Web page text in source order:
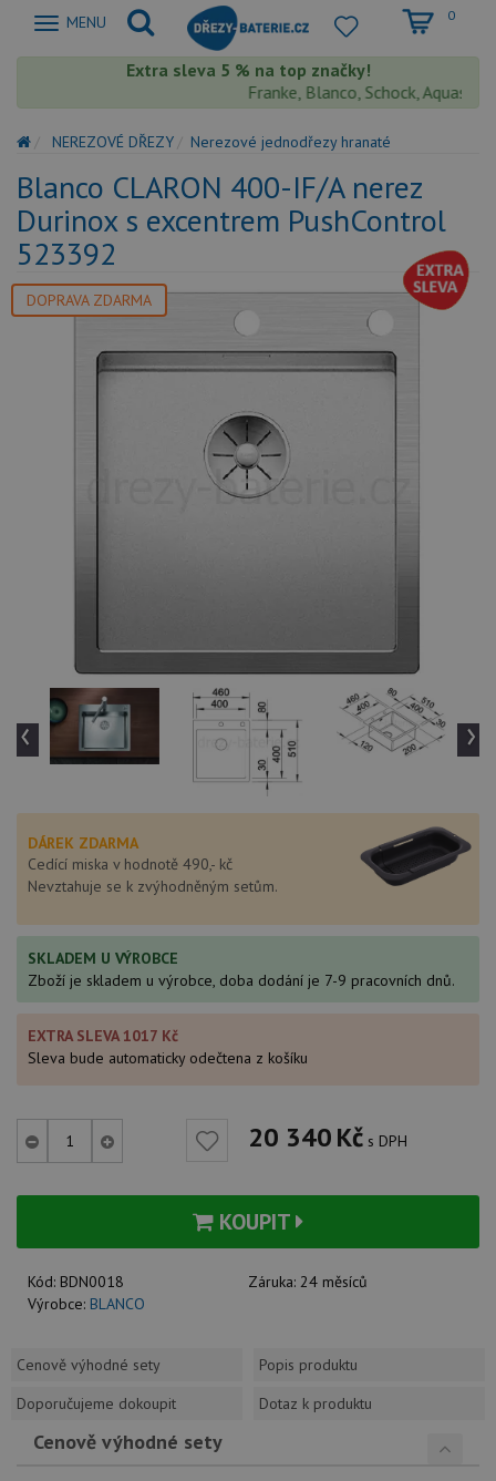
Zobrazit
MENU 0
Extra sleva 5 % na top značky!
Franke, Blanco, Schock,
NEREZOVÉ DŘEZY Nerezové jednodřezy hranaté
Blanco CLARON 400-IF/A nerez
Durinox s excentrem PushControl
523392
DOPRAVA ZDARMA
‹ ›
DÁREK ZDARMA
Cedící miska v hodnotě 490,- kč
Nevztahuje se k zvýhodněným setům.
SKLADEM U VÝROBCE
Zboží je skladem u výrobce, doba dodání je 7-9 pracovních dnů.
EXTRA SLEVA 1017 Kč
Sleva bude automaticky odečtena z košíku
20 340Kč s DPH
KOUPIT
Kód: BDN0018 Záruka: 24 měsíců
Výrobce: BLANCO
Cenově výhodné sety
Popis produktu
Doporučujeme dokoupit
Dotaz k produktu
Cenově výhodné sety